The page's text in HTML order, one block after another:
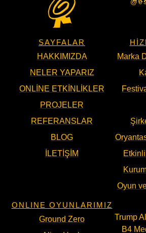
SAYFALAR
HAKKIMIZDA
NELER YAPARIZ
ONLINE ETKINLIKLER
PROJELER
REFERANSLAR
BLOG
İLETIŞIM
Marka
Oyun
ONLINE OYUNLARIMIZ
Ground Zero
Trump
B4